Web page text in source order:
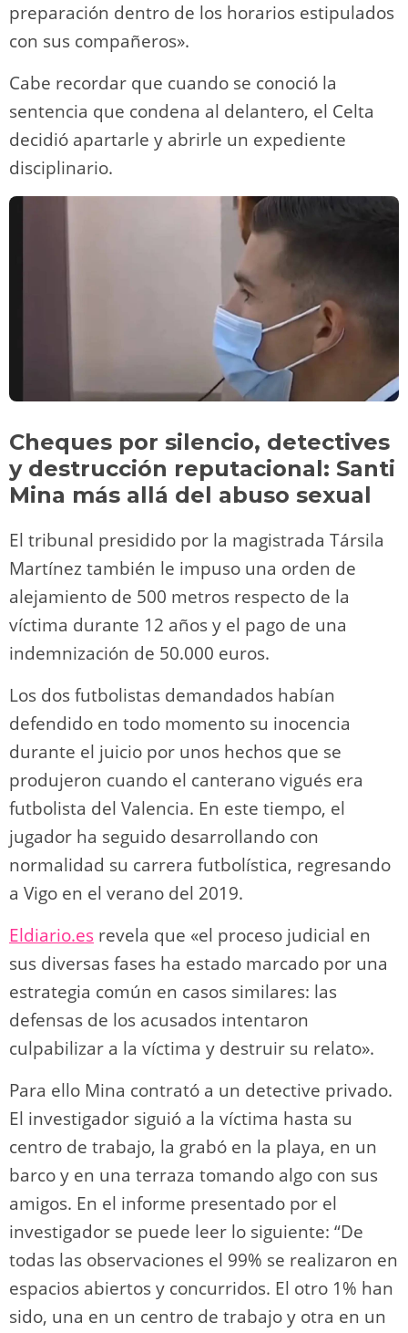
preparación dentro de los horarios estipulados
con sus compañeros».
Cabe recordar que cuando se conoció la
sentencia que condena al delantero, el Celta
decidió apartarle y abrirle un expediente
disciplinario.
Cheques por silencio, detectives
y destrucción reputacional: Santi
Mina más allá del abuso sexual
El tribunal presidido por la magistrada Társila
Martínez también le impuso una orden de
alejamiento de 500 metros respecto de la
víctima durante 12 años y el pago de una
indemnización de 50.000 euros.
Los dos futbolistas demandados habían
defendido en todo momento su inocencia
durante el juicio por unos hechos que se
produjeron cuando el canterano vigués era
futbolista del Valencia. En este tiempo, el
jugador ha seguido desarrollando con
normalidad su carrera futbolística, regresando
a Vigo en el verano del 2019.
Eldiario.es revela que «el proceso judicial en
sus diversas fases ha estado marcado por una
estrategia común en casos similares: las
defensas de los acusados intentaron
culpabilizar a la víctima y destruir su relato».
Para ello Mina contrató a un detective privado.
El investigador siguió a la víctima hasta su
centro de trabajo, la grabó en la playa, en un
barco y en una terraza tomando algo con sus
amigos. En el informe presentado por el
investigador se puede leer lo siguiente: “De
todas las observaciones el 99% se realizaron en
espacios abiertos y concurridos. El otro 1% han
sido, una en un centro de trabajo y otra en un